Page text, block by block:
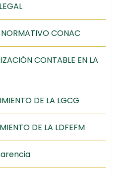
CONAC
CONTABLE EN LA
DE LA LGCG
DE LA LDFEFM